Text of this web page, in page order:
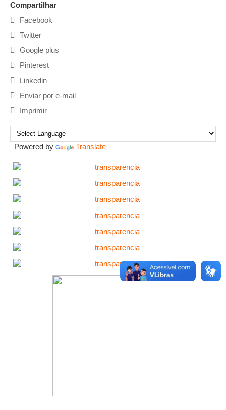
Compartilhar
Facebook
Twitter
Google plus
Pinterest
Linkedin
Enviar por e-mail
Imprimir
Powered by Translate